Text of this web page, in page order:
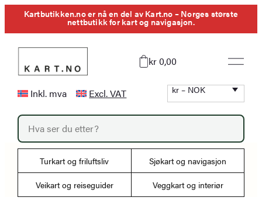
HoppKartbutikken.no er nå en del av Kart.no – Norges største
nettbutikk for kart og navigasjon.
kr 0,00
Inkl. mva Excl. VAT kr – NOK
P
o
d
t
Turkart og friluftsliv Sjøkart og navigasjon
Veikart og reiseguider Veggkart og interiør